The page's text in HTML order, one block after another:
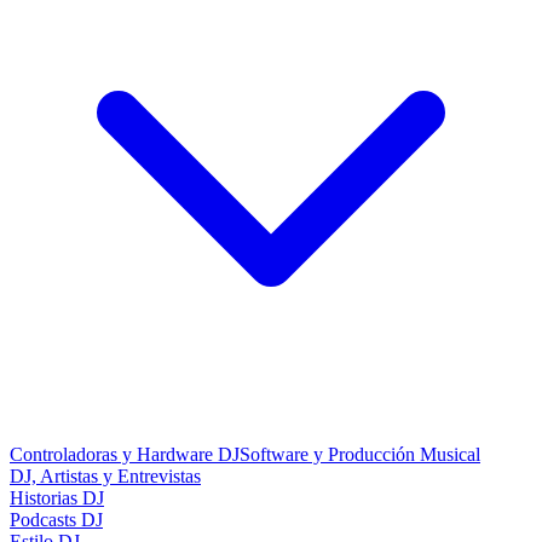
Controladoras y Hardware DJSoftware y Producción Musical
DJ, Artistas y Entrevistas
Historias DJ
Podcasts DJ